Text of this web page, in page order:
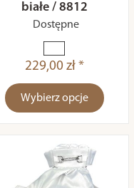
białe / 8812
Dostępne
229,00 zł *
Wybierz opcje